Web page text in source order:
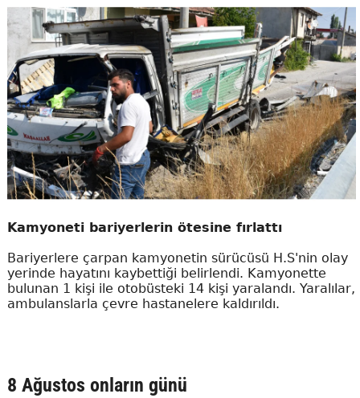
Kamyoneti bariyerlerin ötesine fırlattı
Bariyerlere çarpan kamyonetin sürücüsü H.S'nin olay
yerinde hayatını kaybettiği belirlendi. Kamyonette
bulunan 1 kişi ile otobüsteki 14 kişi yaralandı. Yaralılar,
ambulanslarla çevre hastanelere kaldırıldı.
8 Ağustos onların günü